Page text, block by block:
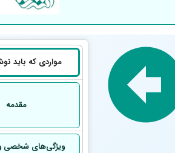
مواردی که باید
مقدمه
ویژگی‌های شخصی